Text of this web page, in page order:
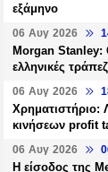
εξάμηνο
06 Αυγ 2026
Morgan Stanley:
ελληνικές
06 Αυγ 2026
Χρηματιστήριο:
κινήσεων profit
06 Αυγ 2026
Η είσοδος της